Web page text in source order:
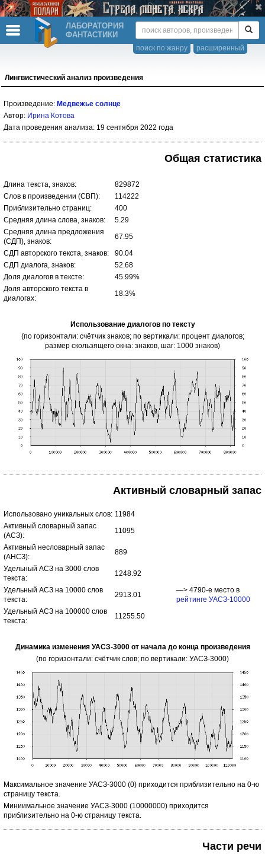
ЛАБОРАТОРИЯ
ФАНТАСТИКИ
расширенный
поиск по жанру
Лингвистический анализ произведения
Произведение: Медвежье солнце
Автор: Ирина Котова
Дата проведения анализа: 19 сентября 2022 года
Общая статистика
Длина текста, знаков:
829872
Слов в произведении (СВП):
114222
Приблизительно страниц:
400
Средняя длина слова, знаков:
5.29
Средняя длина предложения
(СДП), знаков:
67.95
СДП авторского текста, знаков:
90.04
СДП диалога, знаков:
52.68
Доля диалогов в тексте:
45.99%
Доля авторского текста в
диалогах:
18.3%
Использование диалогов по тексту
(по горизонтали: счётчик знаков; по вертикали: процент диалогов;
размер скользящего окна: знаков, шаг: 1000 знаков)
Активный словарный запас
Использовано уникальных слов: 11984
Активный словарный запас
(АСЗ):
11095
Активный несловарный запас
(АНСЗ):
889
Удельный АСЗ на 3000 слов
текста:
1248.92
Удельный АСЗ на 10000 слов
текста:
2913.01
—> 4790-е место в
рейтинге УАСЗ-10000
Удельный АСЗ на 100000 слов
текста:
11255.50
Динамика изменения УАСЗ-3000 от начала до конца произведения
(по горизонтали: счётчик слов; по вертикали: УАСЗ-3000)
Максимальное значение УАСЗ-3000 (0) приходится приблизительно на 0-ю
страницу текста.
Миниимальное значение УАСЗ-3000 (10000000) приходится
приблизительно на 0-ю страницу текста.
Части речи